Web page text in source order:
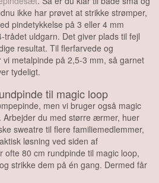
ikke har prøvet at strikke strømper,
pindetykkelse på 3 eller 4 mm
trådet uldgarn. Det giver plads til fejl
resultat. Til flerfarvede og
metalpinde på 2,5-3 mm, så garnet
tydeligt.
til magic loop
men vi bruger også magic
. Arbejder du med større ærmer, huer
sweatre til flere familiemedlemmer,
løsning ved siden af
80 cm rundpinde til magic loop,
strikke dem på én gang. Dermed får